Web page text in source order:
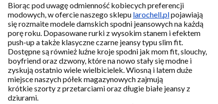
Biorąc pod uwagę odmienność kobiecych preferencji
modowych, w ofercie naszego sklepu larochell.plpojawiają
się rozmaite modele damskich spodni jeansowych na każdą
porę roku. Dopasowane rurki z wysokim stanem i efektem
push-up a także klasyczne czarne jeansy typu slim fit.
Dostępne są również luźne kroje spodni jak mom fit, slouchy,
boyfriend oraz dzwony, które na nowo stały się modne i
zyskują ostatnio wiele wielbicielek. Wiosną i latem duże
miejsce naszych półek magazynowych zajmują
krótkie szorty z przetarciami oraz długie białe jeansy z
dziurami.